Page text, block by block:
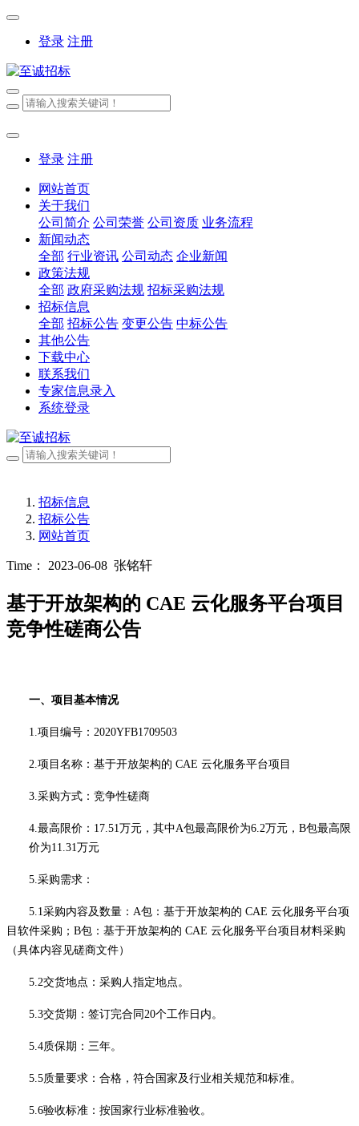
登录 注册
登录 注册
网站首页
关于我们
公司简介 公司荣誉 公司资质 业务流程
新闻动态
全部 行业资讯 公司动态 企业新闻
政策法规
全部 政府采购法规 招标采购法规
招标信息
全部 招标公告 变更公告 中标公告
其他公告
下载中心
联系我们
专家信息录入
系统登录
招标信息
招标公告
网站首页
Time： 2023-06-08 张铭轩
基于开放架构的 CAE 云化服务平台项目
竞争性磋商公告
一、项目基本情况
1.项目编号： 2020YFB1709503
2.项目名称： 基于开放架构的 CAE 云化服务平台项目
3.采购方式： 竞争性磋商
4.最高限价 ： 17.51万元，其中A包最高限价为6.2万元，B包最高限
价为11.31万元
5.采购需求：
5.1采购内容及数量： A包： 基于开放架构的 CAE 云化服务平台项
目软件采购； B包：基于开放架构的 CAE 云化服务平台项目材料采购
（具体内容见磋商文件）
5.2交货地点： 采购人指定地点。
5.3交货期 ： 签订完合同 20个工作日内。
5.4质保期 ： 三年。
5.5质量要求：合格，符合国家及行业相关规范和标准。
5.6验收标准：按国家行业标准验收。